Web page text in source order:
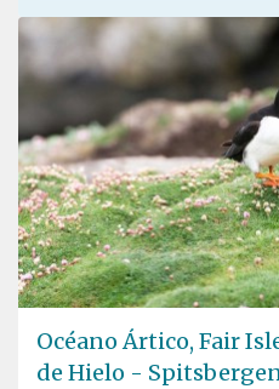
Océano Ártico, Fair
de Hielo -